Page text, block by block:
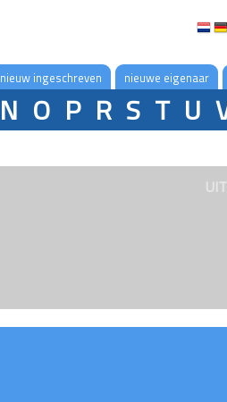
nieuwe eigenaar
nieuw ingeschreven
N O P R S T U